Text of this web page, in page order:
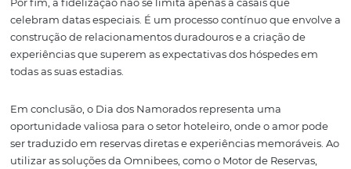
dos Namorados e em outras datas importantes.
4. Utilizando o CRM
Aumentar a
dos Hóspedes